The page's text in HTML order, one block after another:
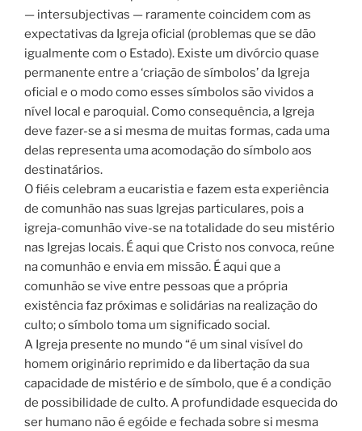
— intersubjectivas — raramente coincidem com as
expectativas da Igreja oficial (problemas que se dão
igualmente com o Estado). Existe um divórcio quase
permanente entre a ‘criação de símbolos’ da Igreja
oficial e o modo como esses símbolos são vividos a
nível local e paroquial. Como consequência, a Igreja
deve fazer-se a si mesma de muitas formas, cada uma
delas representa uma acomodação do símbolo aos
destinatários.
O fiéis celebram a eucaristia e fazem esta experiência
de comunhão nas suas Igrejas particulares, pois a
igreja-comunhão vive-se na totalidade do seu mistério
nas Igrejas locais. É aqui que Cristo nos convoca, reúne
na comunhão e envia em missão. É aqui que a
comunhão se vive entre pessoas que a própria
existência faz próximas e solidárias na realização do
culto; o símbolo toma um significado social.
A Igreja presente no mundo “é um sinal visível do
homem originário reprimido e da libertação da sua
capacidade de mistério e de símbolo, que é a condição
de possibilidade de culto. A profundidade esquecida do
ser humano não é egóide e fechada sobre si mesma